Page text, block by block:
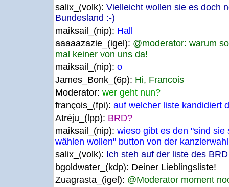
salix_(volk): Vielleicht wollen sie es doch
Bundesland :-)
maiksail_(nip): Hall
aaaaazazie_(igel): @moderator: warum
mal keiner von uns da!
maiksail_(nip): o
James_Bonk_(6p): Hi, Francois
Moderator: wer geht nun?
françois_(fpi): auf welcher liste kandidiert
Atréju_(lpp): BRD?
maiksail_(nip): wieso gibt es den "sind sie
wählen wollen" button von der
salix_(volk): Ich steh auf der liste des BRD
bgoldwater_(kdp): Deiner Lieblingsliste!
Zuagrasta_(igel): @Moderator moment